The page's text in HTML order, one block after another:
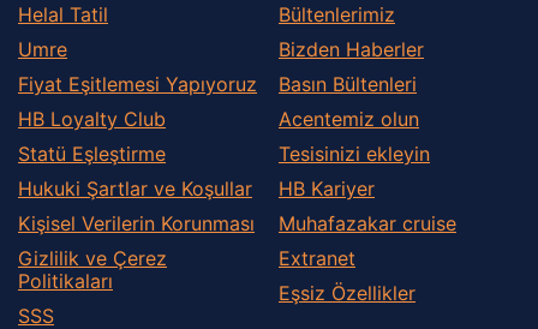
Helal Tatil
Umre
Fiyat Eşitlemesi Yapıyoruz
HB Loyalty Club
Statü Eşleştirme
Hukuki Şartlar ve Koşullar
Kişisel Verilerin Korunması
Gizlilik ve Çerez
Politikaları
SSS
Bültenlerimiz
Bizden Haberler
Basın Bültenleri
Acentemiz olun
Tesisinizi ekleyin
HB Kariyer
Muhafazakar сruise
Extranet
Eşsiz Özellikler